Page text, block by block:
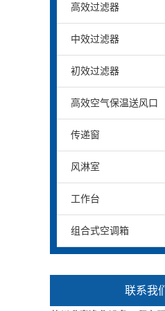
高效过滤器
中效过滤器
初效过滤器
高效空气保温送风口
传递窗
风淋室
工作台
组合式空调箱
联系我们